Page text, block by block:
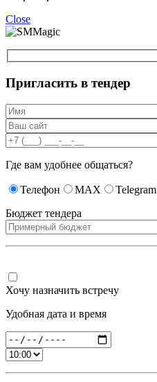
Close
Пригласить в тендер
Где вам удобнее общаться?
Телефон MAX Telegram
Бюджет тендера
Хочу назначить встречу
Удобная дата и время